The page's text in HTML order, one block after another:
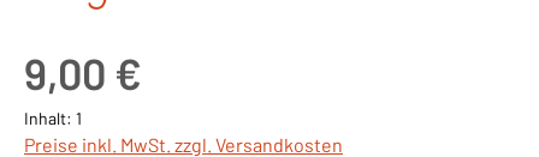
9,00 €
Inhalt: 1
Preise inkl. MwSt. zzgl. Versandkosten